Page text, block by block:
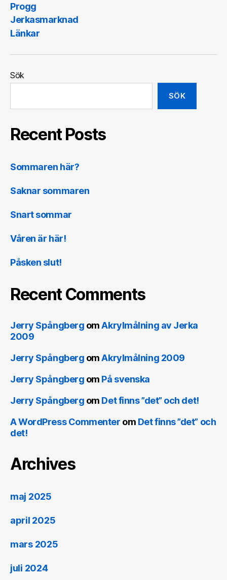
Progg
Jerkasmarknad
Länkar
Sök
SÖK
Recent Posts
Sommaren här?
Saknar sommaren
Snart sommar
Våren är här!
Påsken slut!
Recent Comments
Jerry Spångberg omAkrylmålning av Jerka
2009
Jerry Spångberg omAkrylmålning 2009
Jerry Spångberg om På svenska
Jerry Spångberg om Det finns ”det” och det!
A WordPress Commenter om Det finns ”det” och
det!
Archives
maj 2025
april 2025
mars 2025
juli 2024